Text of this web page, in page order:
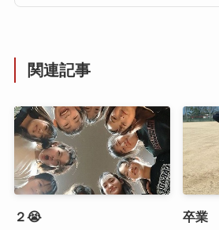
関連記事
２😭 卒業